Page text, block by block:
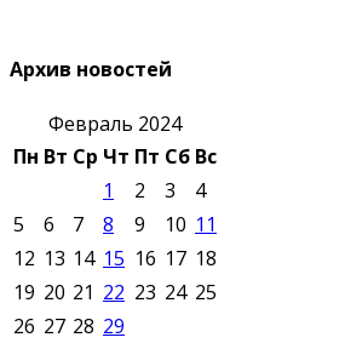
Архив новостей
Февраль 2024
Пн Вт Ср Чт Пт Сб Вс
1
2 3
4
5
6 7 8 9 10 11
12 13 14 15 16 17 18
19 20 21 22 23 24 25
26 27 28 29